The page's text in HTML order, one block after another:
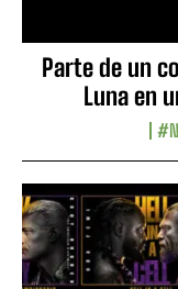
Parte de un
Luna en